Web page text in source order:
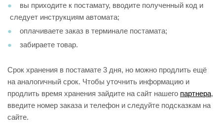
вы приходите к постамату, вводите полученный код и
следует инструкциям автомата;
оплачиваете заказ в терминале постамата;
забираете товар.
Срок хранения в постамате 3 дня, но можно продлить ещё
на аналогичный срок. Чтобы уточнить информацию и
продлить время хранения зайдите на сайт нашего партнера,
введите номер заказа и телефон и следуйте подсказкам на
сайте.